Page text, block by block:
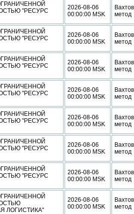
"РЕСУРС
2026-08-06
00:00:00 MSK
метод
"РЕСУРС
2026-08-06
00:00:00 MSK
метод
"РЕСУРС
2026-08-06
00:00:00 MSK
метод
"РЕСУРС
2026-08-06
00:00:00 MSK
метод
"РЕСУРС
2026-08-06
00:00:00 MSK
метод
"РЕСУРС
2026-08-06
00:00:00 MSK
метод
"РЕСУРС
2026-08-06
00:00:00 MSK
метод
ЛОГИСТИКА"
2026-08-06
00:00:00 MSK
метод